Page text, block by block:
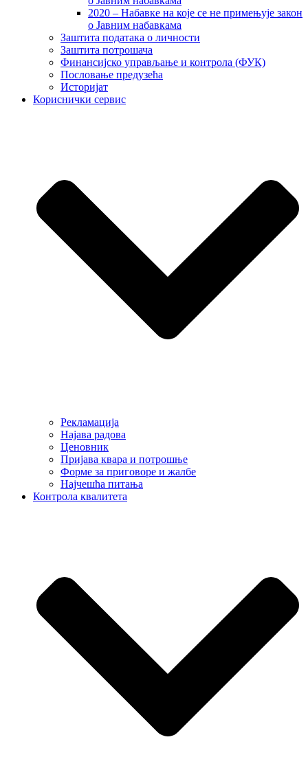
2020 – Набавке на које се не примењује закон
о Јавним набавкама
Заштита података о личности
Заштита потрошача
Финансијско управљање и контрола (ФУК)
Пословање предузећа
Историјат
Кориснички сервис
Рекламација
Најава радова
Ценовник
Пријава квара и потрошње
Форме за приговоре и жалбе
Најчешћа питања
Контрола квалитета